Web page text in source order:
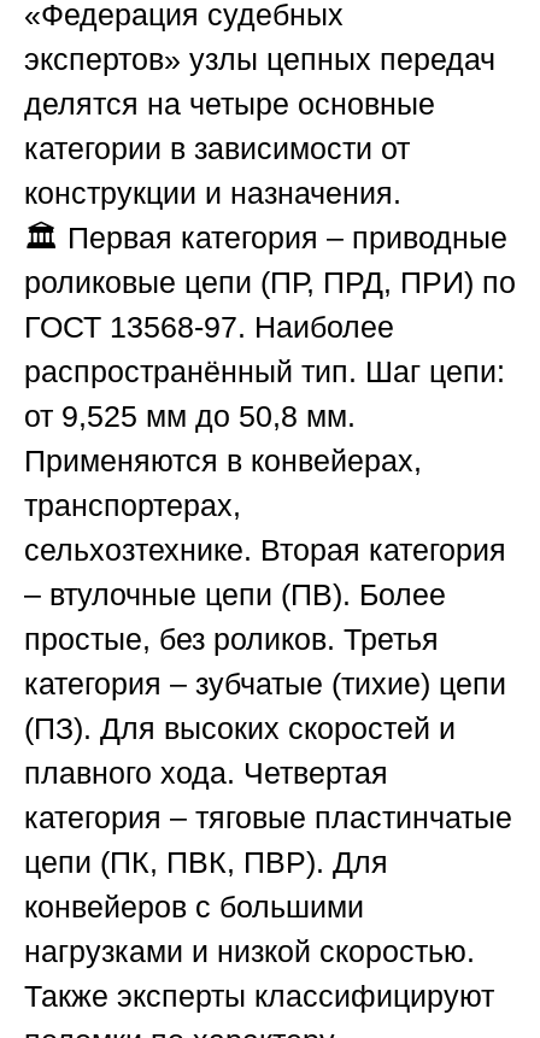
«Федерация судебных
экспертов» узлы цепных передач
делятся на четыре основные
категории в зависимости от
конструкции и назначения.
🏛️ Первая категория – приводные
роликовые цепи (ПР, ПРД, ПРИ) по
ГОСТ 13568-97. Наиболее
распространённый тип. Шаг цепи:
от 9,525 мм до 50,8 мм.
Применяются в конвейерах,
транспортерах,
сельхозтехнике. Вторая категория
– втулочные цепи (ПВ). Более
простые, без роликов. Третья
категория – зубчатые (тихие) цепи
(ПЗ). Для высоких скоростей и
плавного хода. Четвертая
категория – тяговые пластинчатые
цепи (ПК, ПВК, ПВР). Для
конвейеров с большими
нагрузками и низкой скоростью.
Также эксперты классифицируют